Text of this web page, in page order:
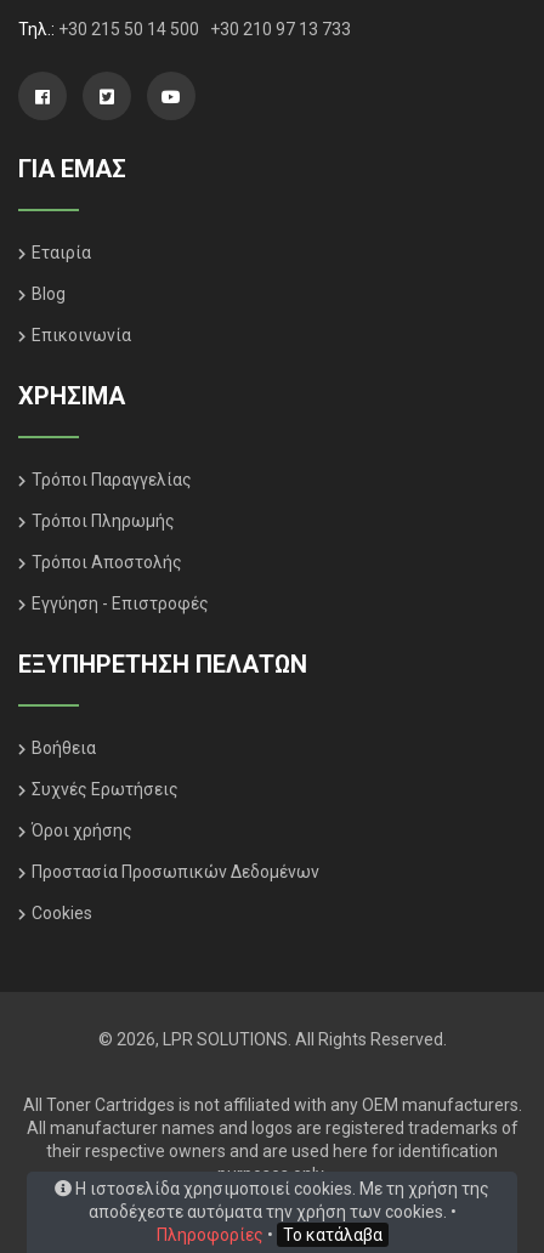
Τηλ.: +30 215 50 14 500 +30 210 97 13 733
ΓΙΑ ΕΜΑΣ
Εταιρία
Blog
Επικοινωνία
ΧΡΗΣΙΜΑ
Τρόποι Παραγγελίας
Τρόποι Πληρωμής
Τρόποι Αποστολής
Εγγύηση - Επιστροφές
ΕΞΥΠΗΡΈΤΗΣΗ ΠΕΛΑΤΏΝ
Βοήθεια
Συχνές Ερωτήσεις
Όροι χρήσης
Προστασία Προσωπικών Δεδομένων
Cookies
© 2026, LPR SOLUTIONS. All Rights Reserved.
All Toner Cartridges is not affiliated with any OEM manufacturers.
All manufacturer names and logos are registered trademarks of
their respective owners and are used here for identification
purposes only.
Η ιστοσελίδα χρησιμοποιεί cookies. Με τη χρήση της
αποδέχεστε αυτόματα την χρήση των cookies. •
Πληροφορίες • Το κατάλαβα